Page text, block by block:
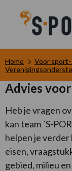
Home
Voor
Advies
Heb je vragen
kan team ´S-
helpen je
eisen,
gebied, milieu